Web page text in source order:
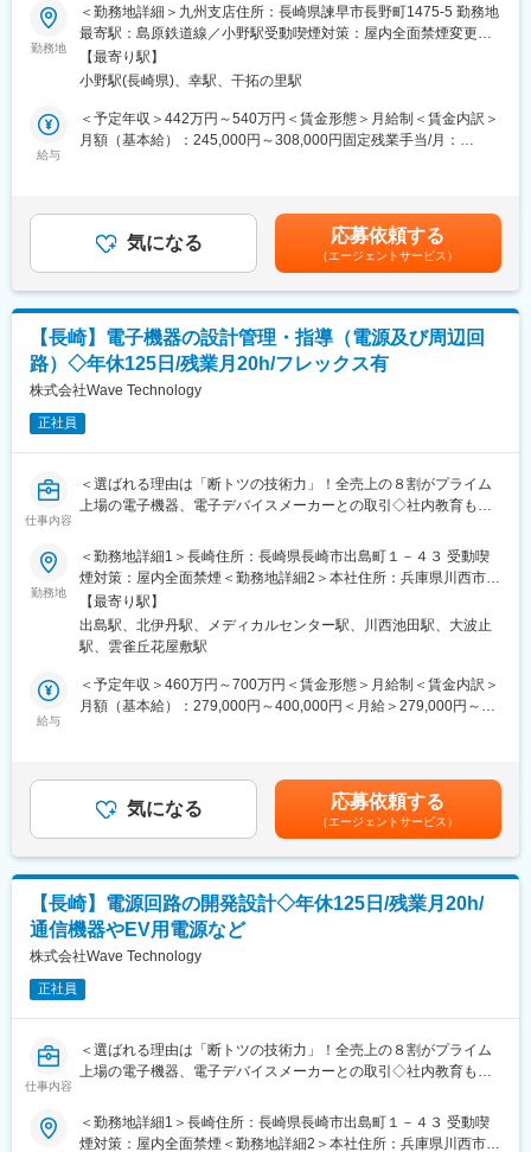
も可能
・実際に護衛艦等に乗艦し洋上で性能試験を行うなど艦隊好きの
方にもお勧めです。
・整備課（佐世保勤務）
※他事業所（横浜本社、呉）にも、整備スタッフがいます。
◎1951年創立。防衛省向け通信機器等の開発、設計、製造、保
◎通信テクノロジーのスペシャリストとして、防衛分野における
各種電子機器を手掛ける。全国規模で顧客ニーズに対応した製品
の開発、設計、製造、整備を行う。
◎艦船搭載通信機器の定期検査、トラブルシュート、システム性
能試験など防衛通信の理想像を追求するSEサービスや技術、製品
を提供。
◎充実した福利厚生（社員寮、住宅ローン補助制度、年末年始休
暇等）、教育制度（社内英会話教室、海外留学制度、各種研修
等）を整備。離職率3％。盤石な経営基盤で景気に左右されず、年
間を通して働きやすい環境。
■業務内容：
九州・沖縄エリアの皮膚科・形成外科・美容外科領域のクリニッ
クに導入された同社の医療用レーザー装置などの医療機器の設
置、点検・調整、修理及び年間保守の提案等、一連の業務を担当
します。現在全国500件以上の医療機関に対して医療機器のメン
テナンス契約を結んでいますが、納品時の設置作業、定期メンテ
■業務詳細：
・病院・クリニックでの医療機器の設置、動作確認
・部品管理・機器設置先データの作成・管理
・年間保守契約セールス
当社で取り扱う機器の設置・メンテナンス・修理がメインの業務
です。取引先に出向いて業務を行いますが、その場で対応できな
い場合には持ち帰って会社で修理することもあります。
取扱製品は、医療用レーザーをメインに、紫外線治療器、赤外線
治療器など多岐に渡ります。それら機器の知識、構造、修理方法
などを習得し、機器のスペシャリストになっていただきたいと考
えています。
お取引先へ赴く場合が多々あり、先方の潜在ニーズの掘り起こし
■働き方について：
主に美容クリニック用の機器であるため、同社の装置が使われる
のも基本的に日中です。夜中の呼び出しは基本的にはありませ
ん。
前に計画的に修理、予防を実施しています。
業務に慣れてきたら九州支店への出社は週1程度。そのほかの日は
泊を伴う出張も毎週発生する可能性もございます。
変更の範囲：会社の定める業務
勤務地
＜勤務地詳細＞九州支店住所：長崎県諫早市長野町1475-5 勤務地
最寄駅：島原鉄道線／小野駅受動喫煙対策：屋内全面禁煙変更の
範囲：会社の定める事業所
【最寄り駅】
小野駅(長崎県)、幸駅、干拓の里駅
給与
＜予定年収＞442万円～540万円＜賃金形態＞月給制＜賃金内訳＞
月額（基本給）：245,000円～308,000円固定残業手当/月：
はこれまでのご経験を考慮し、決定致します。■賞与：年2回（6
月・12月）※業績によって特別賞与あり賃金はあくまでも目安の
金額であり、選考を通じて上下する可能性があります。月給(月額)
は固定手当を含めた表記です。
気になる 応募依頼する
（エージェントサービス）
【長崎】電子機器の設計管理・指導（電源及び周辺回
路）◇年休125日/残業月20h/フレックス有
株式会社Wave Technology
正社員
仕事内容
＜選ばれる理由は「断トツの技術力」！全売上の８割がプライム
上場の電子機器、電子デバイスメーカーとの取引◇社内教育も手
すべての業務】
下記業務の将来の管理（管理職候補）もしくは技術指導を担って
も
らえる方を募集しています
■電源及び周辺回路の設計・開発・評価／解析
・民生・産業用機器のハードウェア／ソフトウェア開発
・充電器や電源基板の設計・評価
■半導体・電子機器の生産終了に伴う設計変更・検証
・代替部品検討から、変更部品の周辺回路の設計・検証
【対象】
・近畿地方以外に在住の方が本社で説明会・試験に参加される場
合
・長崎県以外に在住の方が長崎事業所で説明会・試験に参加され
る
場合
■新規事業場所のため、まず本社で研修（６～１２ヶ月）を行い、
その後長崎事業所に赴任します。研修期間は業務経験に応じて相
談
可能です。近畿以外から本社へ転居される場合、引越し費用を上
１０万円まで補助いたします。その後、長崎赴任時には引越し費
用
勤務地
＜勤務地詳細1＞長崎住所：長崎県長崎市出島町１－４３ 受動喫
煙対策：屋内全面禁煙＜勤務地詳細2＞本社住所：兵庫県川西市久
代3-13-21 勤務地最寄駅：福知山線／北伊丹駅受動喫煙対策：屋
内全面禁煙変更の範囲：会社の定める事業所
【最寄り駅】
出島駅、北伊丹駅、メディカルセンター駅、川西池田駅、大波止
駅、雲雀丘花屋敷駅
給与
＜予定年収＞460万円～700万円＜賃金形態＞月給制＜賃金内訳＞
月額（基本給）：279,000円～400,000円＜月給＞279,000円～
給43万700円・46歳・570万円／月給27万8000円・37歳賃金はあ
くまでも目安の金額であり、選考を通じて上下する可能性があり
ます。月給(月額)は固定手当を含めた表記です。
気になる 応募依頼する
（エージェントサービス）
【長崎】電源回路の開発設計◇年休125日/残業月20h/
通信機器やEV用電源など
株式会社Wave Technology
正社員
仕事内容
＜選ばれる理由は「断トツの技術力」！全売上の８割がプライム
上場の電子機器、電子デバイスメーカーとの取引◇社内教育も手
すべての業務】
＜勤務地詳細1＞長崎住所：長崎県長崎市出島町１－４３ 受動喫
煙対策：屋内全面禁煙＜勤務地詳細2＞本社住所：兵庫県川西市久